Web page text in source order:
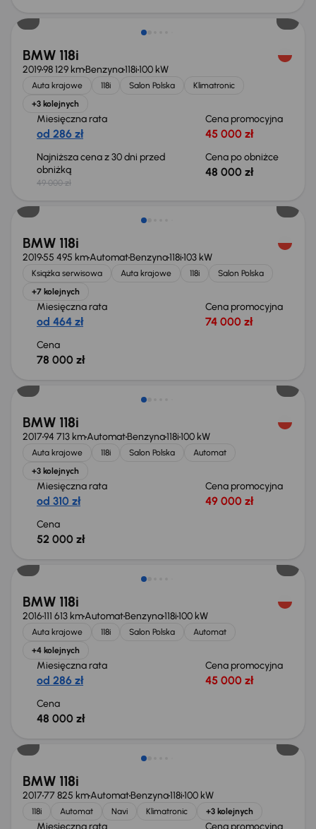
BMW 118i
201998 129 kmBenzyna118i100 kW
Auta krajowe 118i Salon Polska
Klimatronic
+3 kolejnych
Miesięczna rata
od 286 zł
Cena promocyjna
45 000 zł
Najniższa cena z 30 dni przed
obniżką
49 000 zł
Cena po obniżce
48 000 zł
BMW 118i
201955 495 kmAutomatBenzyna118i103 kW
Książka serwisowa Auta krajowe 118i
Salon Polska
+7 kolejnych
Miesięczna rata
od 464 zł
Cena promocyjna
74 000 zł
Cena
78 000 zł
BMW 118i
201794 713 kmAutomatBenzyna118i100 kW
Auta krajowe 118i Salon Polska
Automat
+3 kolejnych
Miesięczna rata
od 310 zł
Cena promocyjna
49 000 zł
Cena
52 000 zł
BMW 118i
2016111 613 kmAutomatBenzyna118i100 kW
Auta krajowe 118i Salon Polska
Automat
+4 kolejnych
Miesięczna rata
od 286 zł
Cena promocyjna
45 000 zł
Cena
48 000 zł
Taniej o 1 000 zł
BMW 118i
201777 825 kmAutomatBenzyna118i100 kW
118i Automat Navi Klimatronic +3 kolejnych
Miesięczna rata Cena promocyjna